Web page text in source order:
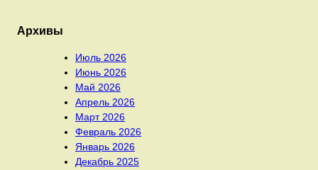
Архивы
Июль 2026
Июнь 2026
Май 2026
Апрель 2026
Март 2026
Февраль 2026
Январь 2026
Декабрь 2025